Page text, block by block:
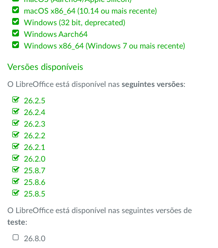
macOS x86_64 (10.14 ou mais recente)
Windows (32 bit, deprecated)
Windows Aarch64
Windows x86_64 (Windows 7 ou mais recente)
Versões disponíveis
O LibreOffice está disponível nas seguintes versões:
26.2.5
26.2.4
26.2.3
26.2.2
26.2.1
26.2.0
25.8.7
25.8.6
25.8.5
O LibreOffice está disponível nas seguintes versões de
teste:
26.8.0